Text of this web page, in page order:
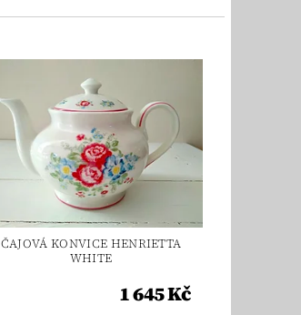
ČAJOVÁ KONVICE HENRIETTA
WHITE
1 645 Kč